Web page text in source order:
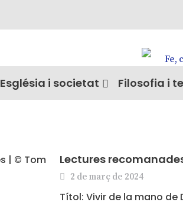
Fe,
Església i societat Filosofia i
Lectures recomanades
2 de març de 2024
Títol: Vivir de la mano de